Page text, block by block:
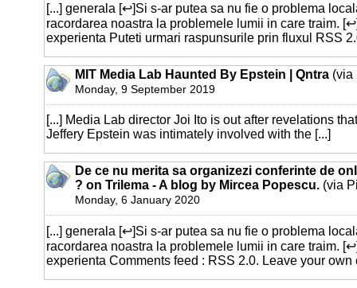
[...] generala [↩]Si s-ar putea sa nu fie o problema
racordarea noastra la problemele lumii in care traim.
experienta Puteti urmari raspunsurile prin fluxul RSS
MIT Media Lab Haunted By Epstein | Qntra (via
Monday, 9 September 2019
[...] Media Lab director Joi Ito is out after revelations
Jeffery Epstein was intimately involved with the [...]
De ce nu merita sa organizezi conferinte de
? on Trilema - A blog by Mircea Popescu. (via
Monday, 6 January 2020
[...] generala [↩]Si s-ar putea sa nu fie o problema
racordarea noastra la problemele lumii in care traim.
experienta Comments feed : RSS 2.0. Leave your own